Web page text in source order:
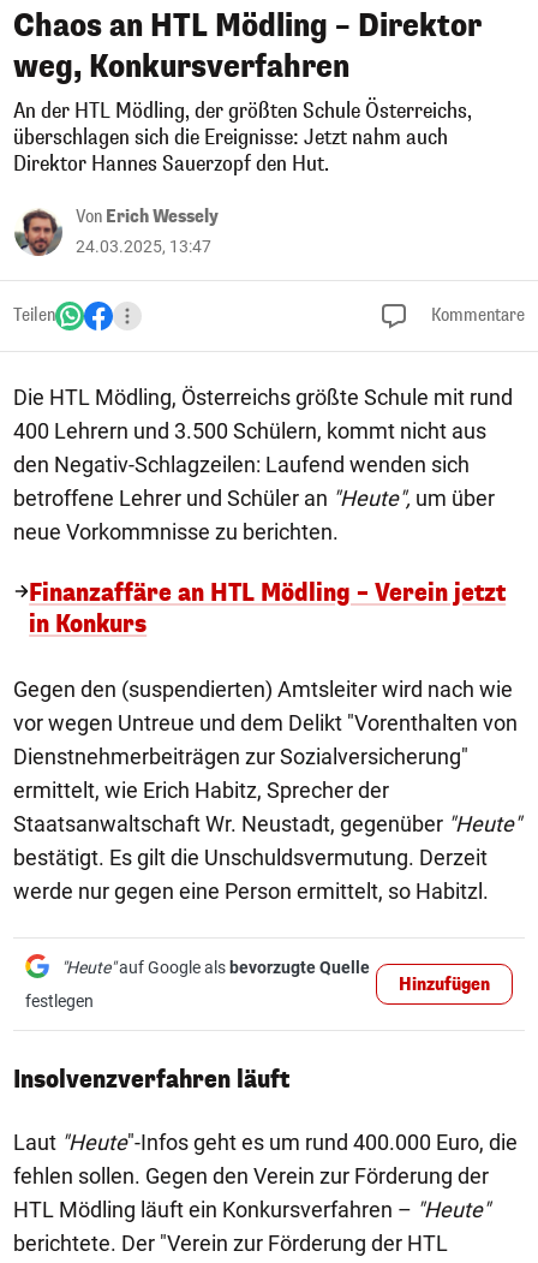
Chaos an HTL Mödling – Direktor
weg, Konkursverfahren
An der HTL Mödling, der größten Schule Österreichs,
überschlagen sich die Ereignisse: Jetzt nahm auch
Direktor Hannes Sauerzopf den Hut.
Von Erich Wessely
24.03.2025, 13:47
Teilen Kommentare
Die HTL Mödling, Österreichs größte Schule mit rund
400 Lehrern und 3.500 Schülern, kommt nicht aus
den Negativ-Schlagzeilen: Laufend wenden sich
betroffene Lehrer und Schüler an "Heute", um über
neue Vorkommnisse zu berichten.
Finanzaffäre an HTL Mödling – Verein jetzt
in Konkurs
Gegen den (suspendierten) Amtsleiter wird nach wie
vor wegen Untreue und dem Delikt "Vorenthalten von
Dienstnehmerbeiträgen zur Sozialversicherung"
ermittelt, wie Erich Habitz, Sprecher der
Staatsanwaltschaft Wr. Neustadt, gegenüber "Heute"
bestätigt. Es gilt die Unschuldsvermutung. Derzeit
werde nur gegen eine Person ermittelt, so Habitzl.
"Heute"auf Google als bevorzugte Quelle
festlegen
Hinzufügen
Insolvenzverfahren läuft
Laut "Heute"-Infos geht es um rund 400.000 Euro, die
fehlen sollen. Gegen den Verein zur Förderung der
HTL Mödling läuft ein Konkursverfahren – "Heute"
berichtete. Der "Verein zur Förderung der HTL